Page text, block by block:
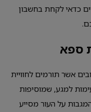
כדאי לקחת בחשבון
ספא
אשר תורמים לחוויית
למגע, שמוסיפות
על העור מסייע